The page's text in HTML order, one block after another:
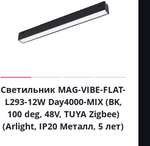
Светильник MAG-VIBE-FLAT-
L293-12W Day4000-MIX (BK,
100 deg, 48V, TUYA Zigbee)
(Arlight, IP20 Металл, 5 лет)